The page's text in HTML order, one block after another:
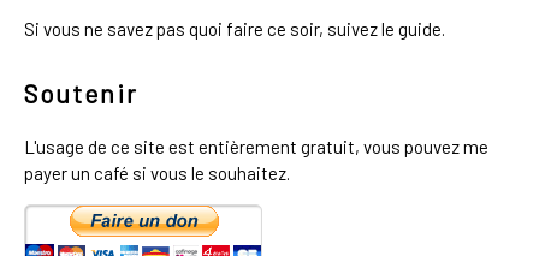
Si vous ne savez pas quoi faire ce soir, suivez le guide.
Soutenir
L'usage de ce site est entièrement gratuit, vous pouvez me
payer un café si vous le souhaitez.